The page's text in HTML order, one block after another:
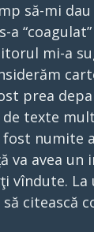
să-mi
a
mi-a
prea
texte
numite
va avea un
vîndute. La
citească